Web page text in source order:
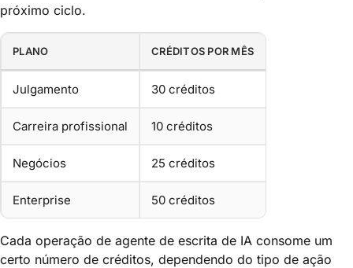
próximo ciclo.
PLANO CRÉDITOS POR MÊS
Julgamento 30 créditos
Carreira profissional 10 créditos
Negócios 25 créditos
Enterprise 50 créditos
Cada operação de agente de escrita de IA consome um
certo número de créditos, dependendo do tipo de ação